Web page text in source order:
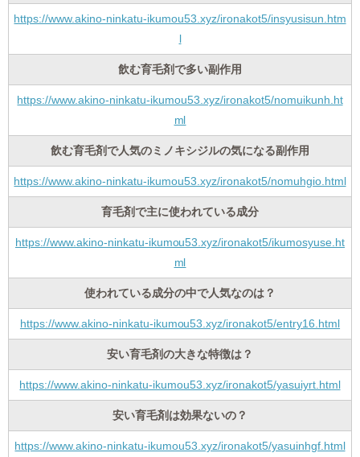
https://www.akino-ninkatu-ikumou53.xyz/ironakot5/insyusisun.htm
l
飲む育毛剤で多い副作用
https://www.akino-ninkatu-ikumou53.xyz/ironakot5/nomuikunh.ht
ml
飲む育毛剤で人気のミノキシジルの気になる副作用
https://www.akino-ninkatu-ikumou53.xyz/ironakot5/nomuhgio.html
育毛剤で主に使われている成分
https://www.akino-ninkatu-ikumou53.xyz/ironakot5/ikumosyuse.ht
ml
使われている成分の中で人気なのは？
https://www.akino-ninkatu-ikumou53.xyz/ironakot5/entry16.html
安い育毛剤の大きな特徴は？
https://www.akino-ninkatu-ikumou53.xyz/ironakot5/yasuiyrt.html
安い育毛剤は効果ないの？
https://www.akino-ninkatu-ikumou53.xyz/ironakot5/yasuinhgf.html